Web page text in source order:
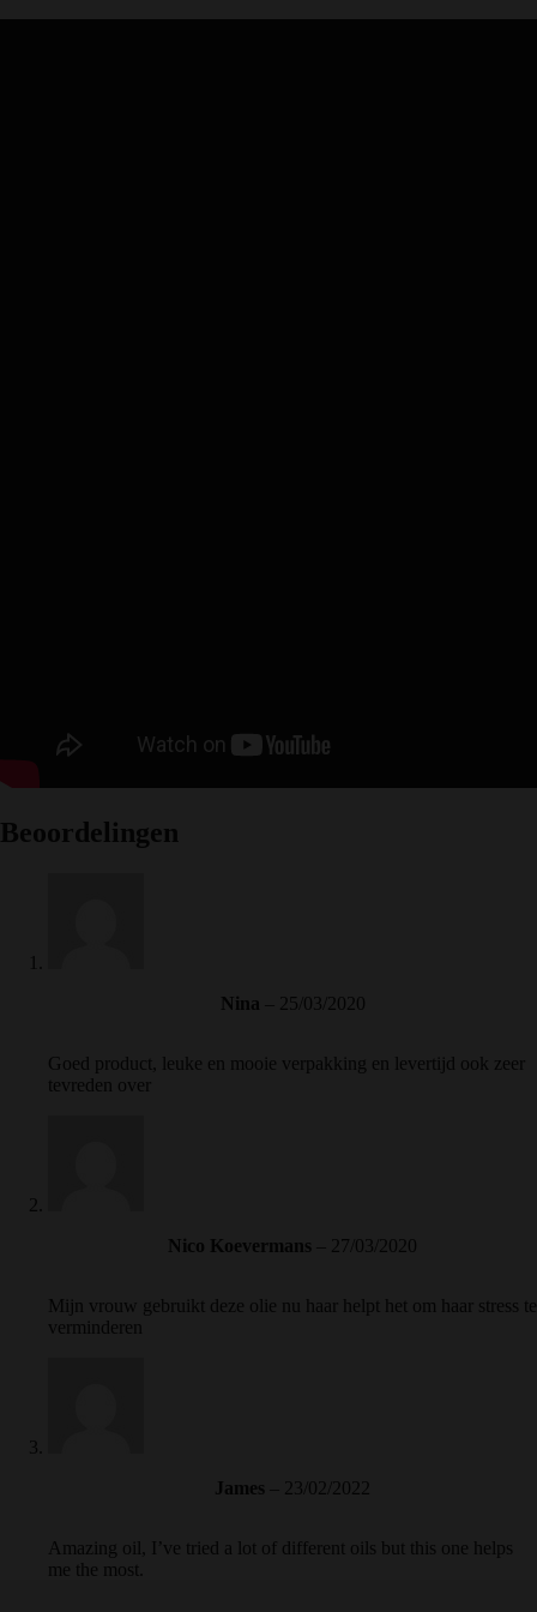
Beoordelingen
Nina 25/03/2020
Goed product, leuke en mooie verpakking en levertijd ook zeer
tevreden over
Nico Koevermans 27/03/2020
Mijn vrouw gebruikt deze olie nu haar helpt het om haar stress te
verminderen
James 23/02/2022
Amazing oil, I’ve tried a lot of different oils but this one helps
me the most.